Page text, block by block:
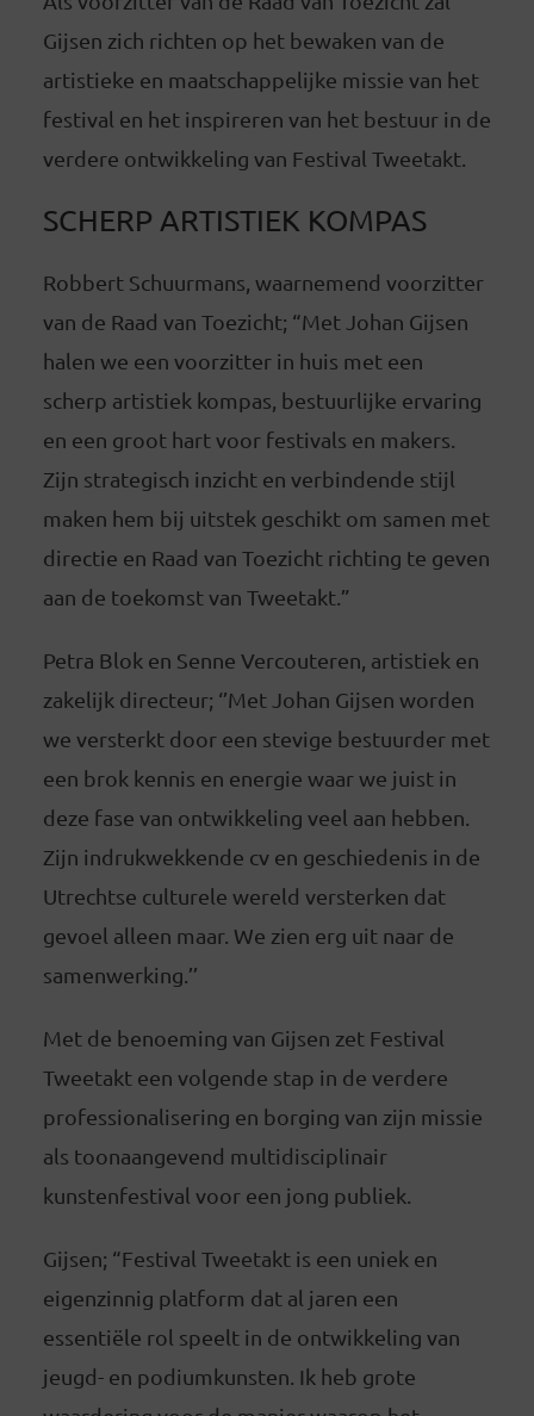
Gijsen zich richten op het bewaken van de
artistieke en maatschappelijke missie van het
festival en het inspireren van het bestuur in de
verdere ontwikkeling van Festival Tweetakt.
SCHERP ARTISTIEK KOMPAS
Robbert Schuurmans, waarnemend voorzitter
van de Raad van Toezicht; “Met Johan Gijsen
halen we een voorzitter in huis met een
scherp artistiek kompas, bestuurlijke ervaring
en een groot hart voor festivals en makers.
Zijn strategisch inzicht en verbindende stijl
maken hem bij uitstek geschikt om samen met
directie en Raad van Toezicht richting te geven
aan de toekomst van Tweetakt.”
Petra Blok en Senne Vercouteren, artistiek en
zakelijk directeur; ‘’Met Johan Gijsen worden
we versterkt door een stevige bestuurder met
een brok kennis en energie waar we juist in
deze fase van ontwikkeling veel aan hebben.
Zijn indrukwekkende cv en geschiedenis in de
Utrechtse culturele wereld versterken dat
gevoel alleen maar. We zien erg uit naar de
samenwerking.’’
Met de benoeming van Gijsen zet Festival
Tweetakt een volgende stap in de verdere
professionalisering en borging van zijn missie
als toonaangevend multidisciplinair
kunstenfestival voor een jong publiek.
Gijsen; “Festival Tweetakt is een uniek en
eigenzinnig platform dat al jaren een
essentiële rol speelt in de ontwikkeling van
jeugd- en podiumkunsten. Ik heb grote